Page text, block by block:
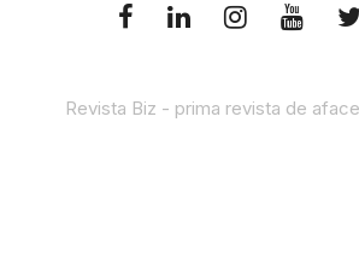
Revista Biz - prima revista de